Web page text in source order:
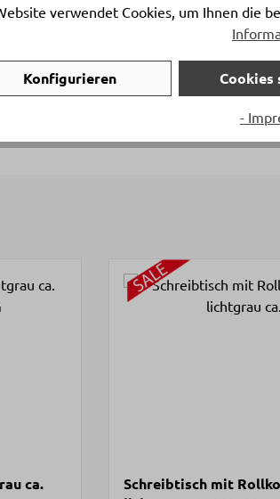
Tatiana Bättig
Email:t.baettig@delta-moebel.ch
ca.
Schreibtisch mit
verwendet Cookies, um Ihnen die
Konfigurieren Cookies
-